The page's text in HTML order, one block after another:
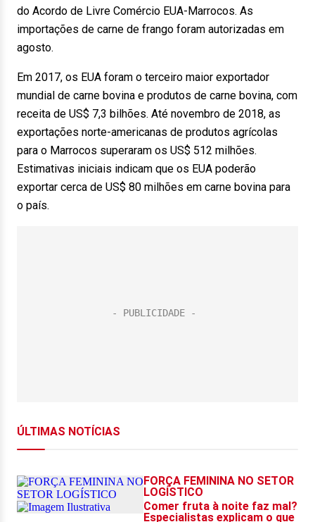
do Acordo de Livre Comércio EUA-Marrocos. As
importações de carne de frango foram autorizadas em
agosto.
Em 2017, os EUA foram o terceiro maior exportador
mundial de carne bovina e produtos de carne bovina, com
receita de US$ 7,3 bilhões. Até novembro de 2018, as
exportações norte-americanas de produtos agrícolas
para o Marrocos superaram os US$ 512 milhões.
Estimativas iniciais indicam que os EUA poderão
exportar cerca de US$ 80 milhões em carne bovina para
o país.